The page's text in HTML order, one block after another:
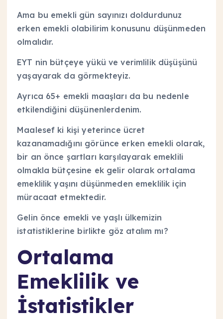
Ama bu emekli gün sayınızı doldurdunuz
erken emekli olabilirim konusunu düşünmeden
olmalıdır.
EYT nin bütçeye yükü ve verimlilik düşüşünü
yaşayarak da görmekteyiz.
Ayrıca 65+ emekli maaşları da bu nedenle
etkilendiğini düşünenlerdenim.
Maalesef ki kişi yeterince ücret
kazanamadığını görünce erken emekli olarak,
bir an önce şartları karşılayarak emeklili
olmakla bütçesine ek gelir olarak ortalama
emeklilik yaşını düşünmeden emeklilik için
müracaat etmektedir.
Gelin önce emekli ve yaşlı ülkemizin
istatistiklerine birlikte göz atalım mı?
Ortalama
Emeklilik ve
İstatistikler